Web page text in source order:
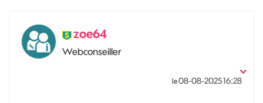
zoe64
Webconseiller
le‎08-08-202516:28